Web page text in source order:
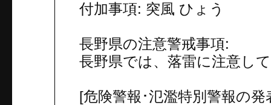
付加事項: 突風 ひょう
長野県の注意警戒事項:
長野県では、落雷に注意し
[危険警報･氾濫特別警報の